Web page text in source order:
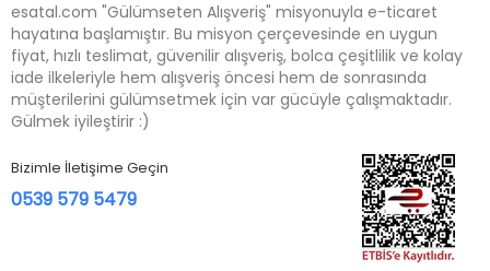
esatal.com "Gülümseten Alışveriş" misyonuyla e-ticaret
hayatına başlamıştır. Bu misyon çerçevesinde en uygun
fiyat, hızlı teslimat, güvenilir alışveriş, bolca çeşitlilik ve kolay
iade ilkeleriyle hem alışveriş öncesi hem de sonrasında
müşterilerini gülümsetmek için var gücüyle çalışmaktadır.
Gülmek iyileştirir :)
Bizimle İletişime Geçin
0539 579 5479